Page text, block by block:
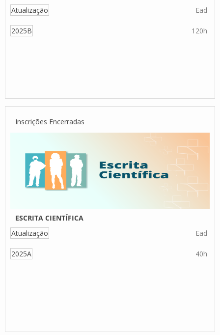
Atualização
Ead
2025B 120h
Inscrições Encerradas
ESCRITA CIENTÍFICA
Atualização
Ead
2025A 40h